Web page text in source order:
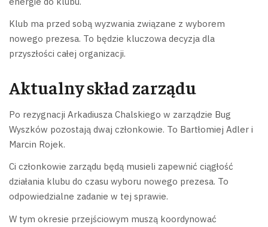
Klub ma przed sobą wyzwania związane z wyborem
nowego prezesa. To będzie kluczowa decyzja dla
przyszłości całej organizacji.
Aktualny skład zarządu
Po rezygnacji Arkadiusza Chalskiego w zarządzie Bug
Wyszków pozostają dwaj członkowie. To Bartłomiej Adler i
Marcin Rojek.
Ci członkowie zarządu będą musieli zapewnić ciągłość
działania klubu do czasu wyboru nowego prezesa. To
odpowiedzialne zadanie w tej sprawie.
W tym okresie przejściowym muszą koordynować